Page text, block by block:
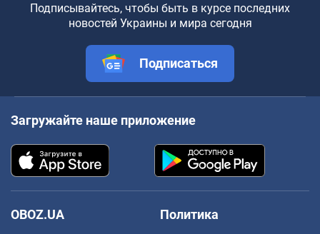
Подписывайтесь, чтобы быть в курсе последних
новостей Украины и мира сегодня
Подписаться
Загружайте наше приложение
OBOZ.UA
Политика